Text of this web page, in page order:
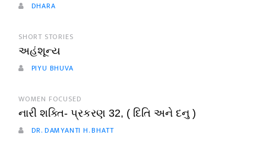
DHARA
SHORT STORIES
અહંશૂન્ય
PIYU BHUVA
WOMEN FOCUSED
નારી શક્તિ- પ્રકરણ 32, ( દિતિ અને દનુ )
DR. DAMYANTI H. BHATT